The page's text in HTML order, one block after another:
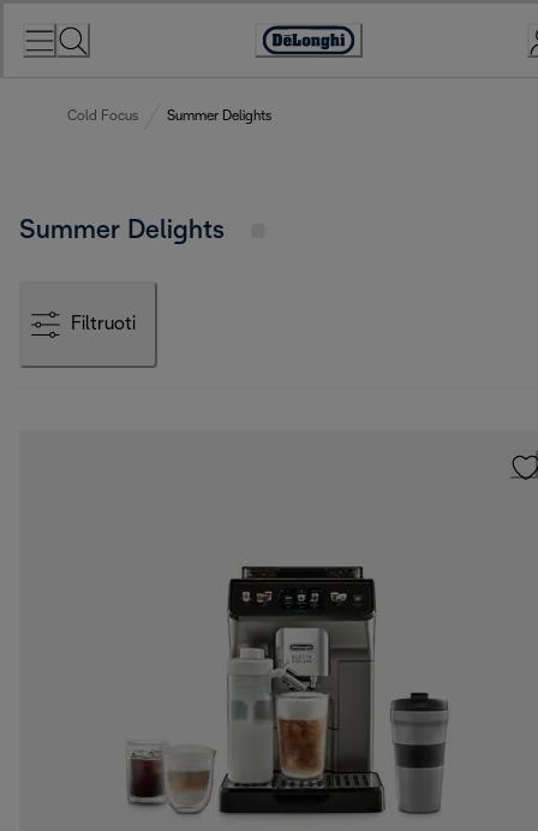
Accessibility
Cold Focus Summer Delights
Summer Delights
Filtruoti